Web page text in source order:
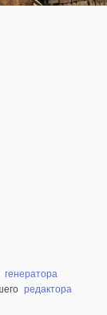
генератора
редактора